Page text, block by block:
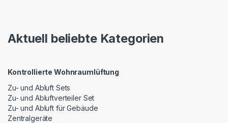
Aktuell beliebte Kategorien
Kontrollierte Wohnraumlüftung
Zu- und Abluft Sets
Zu- und Abluftverteiler Set
Zu- und Abluft für Gebäude
Zentralgeräte